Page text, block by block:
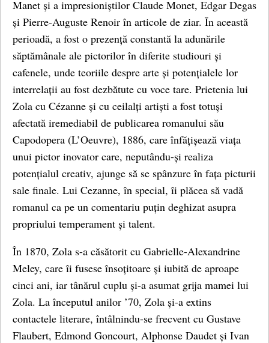
Manet și a impresioniștilor Claude Monet, Edgar Degas
și Pierre-Auguste Renoir în articole de ziar. În această
perioadă, a fost o prezență constantă la adunările
săptămânale ale pictorilor în diferite studiouri și
cafenele, unde teoriile despre arte și potențialele lor
interrelații au fost dezbătute cu voce tare. Prietenia lui
Zola cu Cézanne și cu ceilalți artiști a fost totuși
afectată iremediabil de publicarea romanului său
Capodopera (L’Oeuvre), 1886, care înfățișează viața
unui pictor inovator care, neputându-și realiza
potențialul creativ, ajunge să se spânzure în fața picturii
sale finale. Lui Cezanne, în special, îi plăcea să vadă
romanul ca pe un comentariu puțin deghizat asupra
propriului temperament și talent.
În 1870, Zola s-a căsătorit cu Gabrielle-Alexandrine
Meley, care îi fusese însoțitoare și iubită de aproape
cinci ani, iar tânărul cuplu și-a asumat grija mamei lui
Zola. La începutul anilor ’70, Zola și-a extins
contactele literare, întâlnindu-se frecvent cu Gustave
Flaubert, Edmond Goncourt, Alphonse Daudet și Ivan